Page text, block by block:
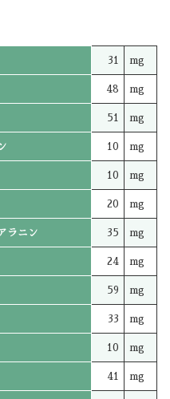
31 mg
48 mg
51 mg
10 mg
10 mg
20 mg
ラニン 35 mg
24 mg
59 mg
33 mg
10 mg
41 mg